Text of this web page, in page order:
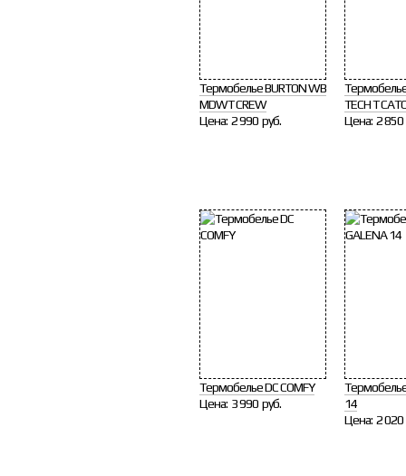
Термобелье BURTON WB
MDWT CREW
Цена: 2 990 руб.
TECH T
Цена: 2 850
Термобелье DC COMFY
Цена: 3 990 руб.
14
Цена: 2 020